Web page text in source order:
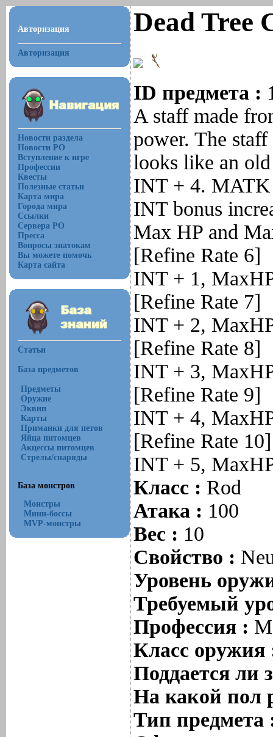
Авторизация
Авторизация
Новости раздела
Новости РО
Вступление к игре
Профессии
Квесты
Полезные статьи
Карта мира
Города мира
Ссылки
Сервера РО
Пресса
Вопросы знатокам
Вы можете помочь
Карта сайта
Статьи
База предметов
Предметы
Оружие
Эквип
Карты
Приманки для петов
Яйца питомцев
Акцессы питомцев
Стрелы/снаряды
База монстров
Монстры
Мини-боссы
MVP-монстры
Dead Tree
ID предмета :
A staff made
power. The
looks like an
INT + 4.
INT bonus
Max HP and
[Refine Rate 6]
INT + 1,
[Refine Rate 7]
INT + 2,
[Refine Rate 8]
INT + 3,
[Refine Rate 9]
INT + 4,
[Refine Rate 10]
INT + 5,
Класс : Rod
Атака : 100
Вес : 10
Свойство :
Уровень
Требуемый
Профессия :
Класс
Поддается ли
На какой пол
Тип